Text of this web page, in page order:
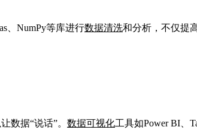
、NumPy等库进行数据清洗和分析，不仅提
数据“说话”。 数据可视化工具如Power BI、